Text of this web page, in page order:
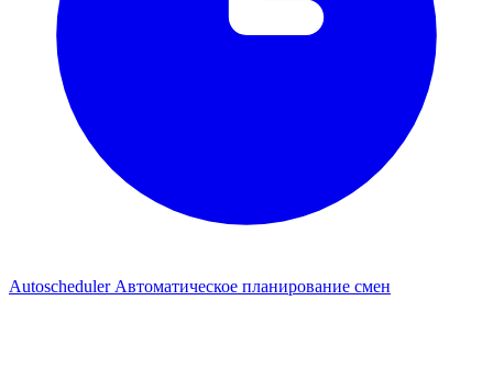
Autoscheduler Автоматическое планирование смен